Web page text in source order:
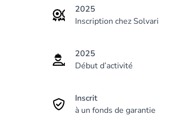
2025
Inscription chez Solvari
2025
Début d’activité
Inscrit
à un fonds de garantie